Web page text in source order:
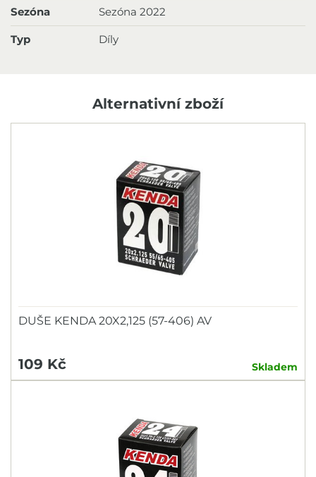
Sezóna Sezóna 2022
Typ Díly
Alternativní zboží
DUŠE KENDA 20X2,125 (57-406) AV
109 Kč Skladem